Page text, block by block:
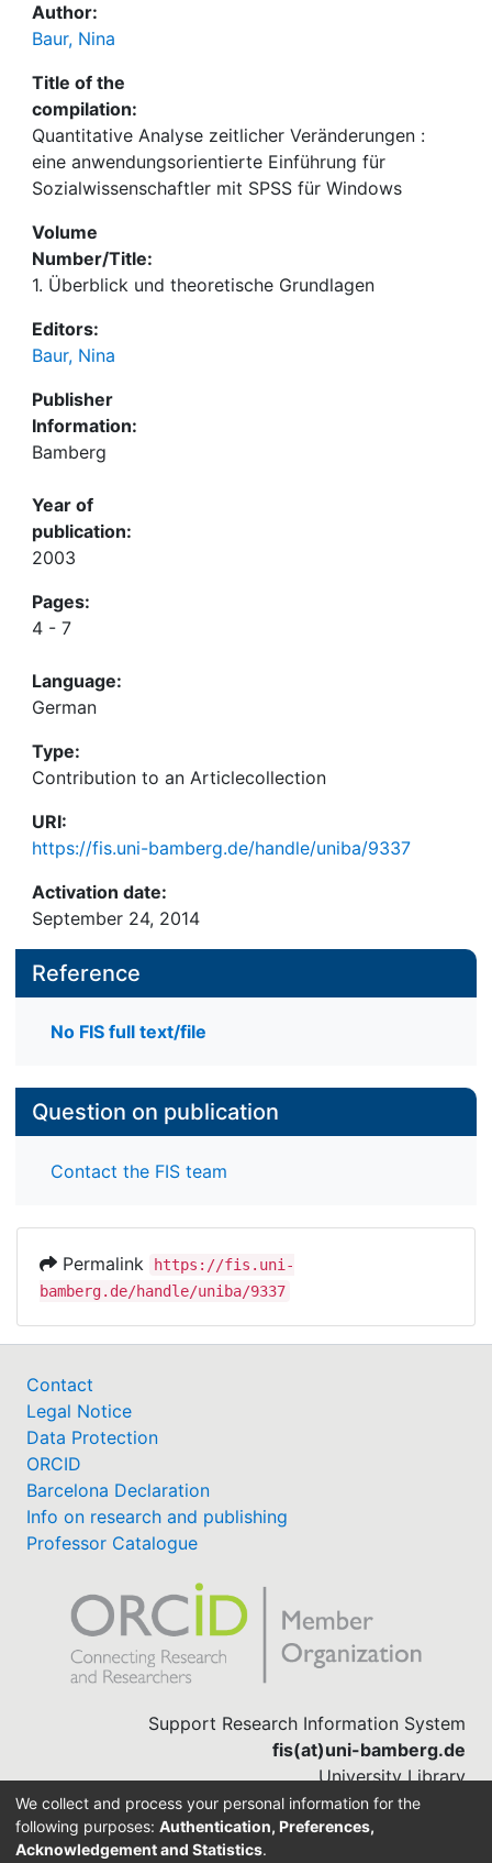
Author:
Baur, Nina
Title of the
compilation:
Quantitative Analyse zeitlicher Veränderungen :
eine anwendungsorientierte Einführung für
Sozialwissenschaftler mit SPSS für Windows
Volume
Number/Title:
1. Überblick und theoretische Grundlagen
Editors:
Baur, Nina
Publisher
Information:
Bamberg
Year of
publication:
2003
Pages:
4 - 7
Language:
German
Type:
Contribution to an Articlecollection
URI:
https://fis.uni-bamberg.de/handle/uniba/9337
Activation date:
September 24, 2014
Reference
No FIS full text/file
Question on publication
Contact the FIS team
Permalink
https://fis.uni-
bamberg.de/handle/uniba/9337
Contact
Legal Notice
Data Protection
ORCID
Barcelona Declaration
Info on research and publishing
Professor Catalogue
Support Research Information System
fis(at)uni-bamberg.de
University Library
(0951) 863-1568
We collect and process your personal information for the
following purposes: Authentication, Preferences,
Acknowledgement and Statistics.